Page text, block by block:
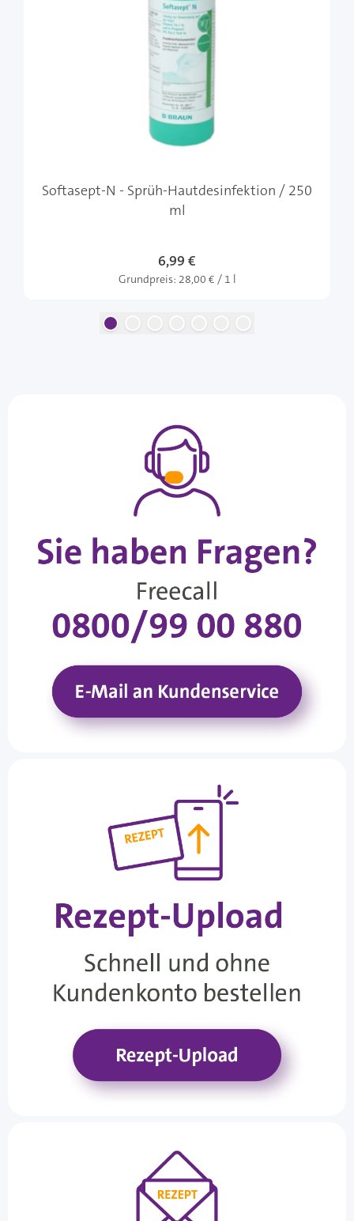
Softasept-N - Sprüh-Hautdesinfektion / 250
ml
6,99 €
Grundpreis: 28,00 € / 1 l